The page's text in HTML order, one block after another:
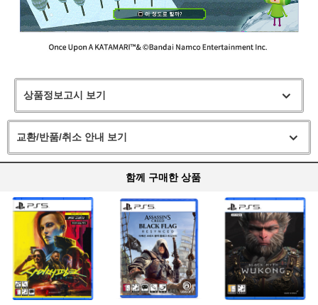
상품정보고시 보기
교환/반품/취소 안내 보기
함께 구매한 상품